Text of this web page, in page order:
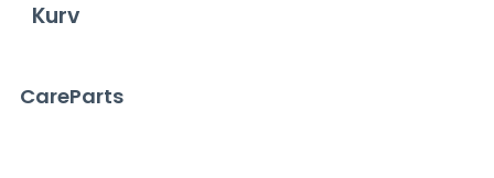
Kurv
CareParts